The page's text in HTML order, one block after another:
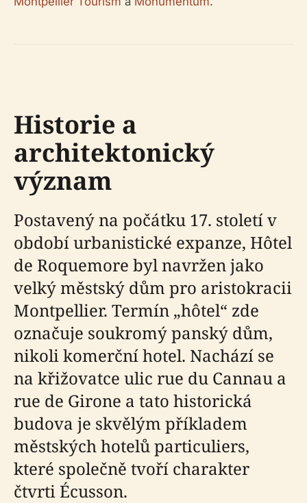
Historie a
architektonický
význam
Postavený na počátku 17. století v
období urbanistické expanze, Hôtel
de Roquemore byl navržen jako
velký městský dům pro aristokracii
Montpellier. Termín „hôtel“ zde
označuje soukromý panský dům,
nikoli komerční hotel. Nachází se
na křižovatce ulic rue du Cannau a
rue de Girone a tato historická
budova je skvělým příkladem
městských hotelů particuliers,
které společně tvoří charakter
čtvrti Écusson.